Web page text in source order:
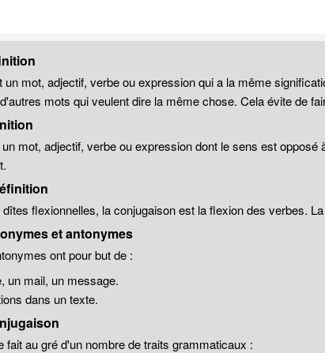
mot, adjectif, verbe ou expression qui a la même
mots qui veulent dire la même chose. Cela évite de
mot, adjectif, verbe ou expression dont le sens est
flexionnelles, la conjugaison est la flexion des verbes.
et antonymes
ont pour but de :
un mail, un message.
dans un texte.
fait au gré d'un nombre de traits grammaticaux :